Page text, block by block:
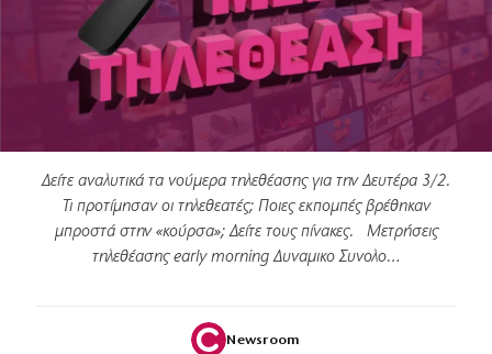
Δείτε αναλυτικά τα νούμερα τηλεθέασης για την Δευτέρα 3/2.
Τι προτίμησαν οι τηλεθεατές; Ποιες εκπομπές βρέθηκαν
μπροστά στην «κούρσα»; Δείτε τους πίνακες. Μετρήσεις
τηλεθέασης early morning Δυναμικο Συνολο…
Newsroom